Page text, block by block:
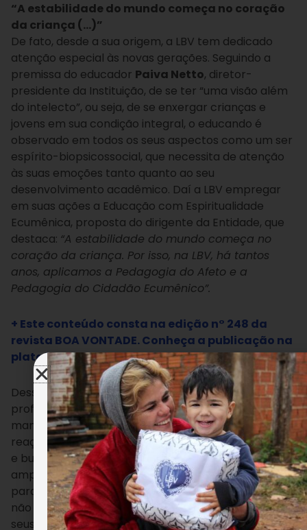
“A estabilidade do mundo começa no coração
da criança (…)”
De fato, desde a sua origem, a LBV tem dedicado
atenção especial às novas gerações. Seguindo a
premissa do educador Paiva Netto, diretor-
presidente da Instituição, de se ter “uma visão além
do intelecto”, ou seja, de se enxergar crianças e
jovens em sua condição integral, o educando é
observado em todos os seus aspectos como um ser
espírito-biopsicossocial, que necessita de atenção
às suas emoções tanto quanto ao seu
desenvolvimento acadêmico. Daí a LBV empregar
em suas ações a Educação com Espiritualidade
Ecumênica, proposta do dirigente da Entidade, que
destaca: “A estabilidade do mundo começa no
coração da criança. Por isso, na LBV, há tantos
anos, aplicamos a Pedagogia do Afeto e a
Pedagogia do Cidadão Ecumênico”.
+ Este conteúdo consta na edição n° 248 da
revista BOA VONTADE. Conheça a publicação na
plataforma ISSUU!
Desse modo, “a Pedagogia da LBV orienta os
profissionais de suas escolas de Educação Básica a
manter proximidade com os alunos, observando
reações (como apatia ou agressividade excessivas)
e buscando entender expressões e sentimentos,
amparando e acolhendo-os. É estarmos atentos
para identificar quando crianças e jovens podem
não estar sendo protegidos de forma ampla com
seus direitos”, explica a supervisora da Pedagogia do